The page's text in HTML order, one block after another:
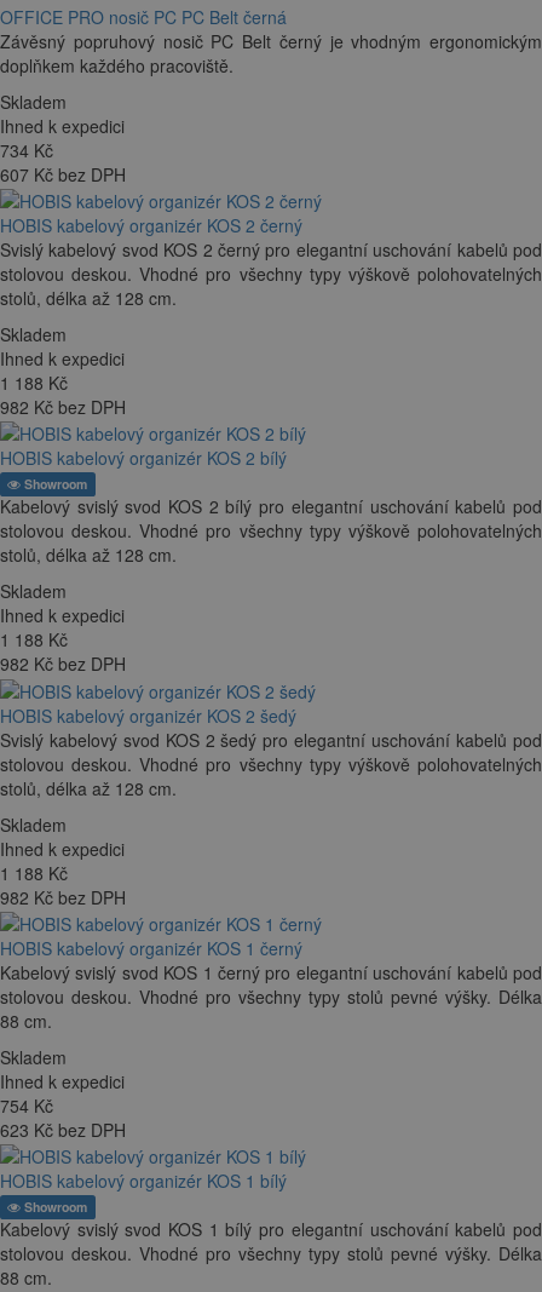
OFFICE PRO nosič PC PC Belt černá
Závěsný popruhový nosič PC Belt černý je vhodným ergonomickým
doplňkem každého pracoviště.
Skladem
Ihned k expedici
734 Kč
607 Kč bez DPH
HOBIS kabelový organizér KOS 2 černý
Svislý kabelový svod KOS 2 černý pro elegantní uschování kabelů pod
stolovou deskou. Vhodné pro všechny typy výškově polohovatelných
stolů, délka až 128 cm.
Skladem
Ihned k expedici
1 188 Kč
982 Kč bez DPH
HOBIS kabelový organizér KOS 2 bílý
Showroom
Kabelový svislý svod KOS 2 bílý pro elegantní uschování kabelů pod
stolovou deskou. Vhodné pro všechny typy výškově polohovatelných
stolů, délka až 128 cm.
Skladem
Ihned k expedici
1 188 Kč
982 Kč bez DPH
HOBIS kabelový organizér KOS 2 šedý
Svislý kabelový svod KOS 2 šedý pro elegantní uschování kabelů pod
stolovou deskou. Vhodné pro všechny typy výškově polohovatelných
stolů, délka až 128 cm.
Skladem
Ihned k expedici
1 188 Kč
982 Kč bez DPH
HOBIS kabelový organizér KOS 1 černý
Kabelový svislý svod KOS 1 černý pro elegantní uschování kabelů pod
stolovou deskou. Vhodné pro všechny typy stolů pevné výšky. Délka
88 cm.
Skladem
Ihned k expedici
754 Kč
623 Kč bez DPH
HOBIS kabelový organizér KOS 1 bílý
Showroom
Kabelový svislý svod KOS 1 bílý pro elegantní uschování kabelů pod
stolovou deskou. Vhodné pro všechny typy stolů pevné výšky. Délka
88 cm.